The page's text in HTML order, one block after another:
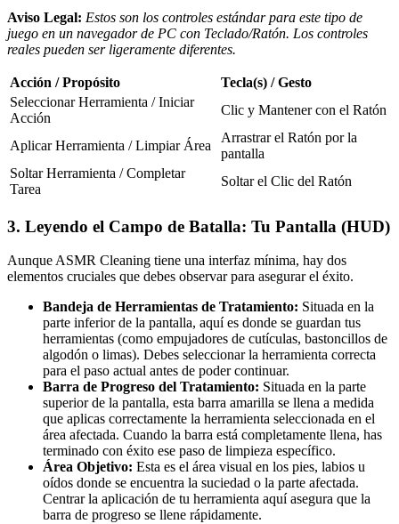
Aviso Legal: Estos son los controles estándar para este tipo de
juego en un navegador de PC con Teclado/Ratón. Los controles
reales pueden ser ligeramente diferentes.
Acción / Propósito
Tecla(s) / Gesto
Seleccionar Herramienta / Iniciar
Acción
Clic y Mantener con el Ratón
Aplicar Herramienta / Limpiar Área
Arrastrar el Ratón por la
pantalla
Soltar Herramienta / Completar
Tarea
Soltar el Clic del Ratón
3. Leyendo el Campo de Batalla: Tu Pantalla (HUD)
Aunque ASMR Cleaning tiene una interfaz mínima, hay dos
elementos cruciales que debes observar para asegurar el éxito.
Bandeja de Herramientas de Tratamiento: Situada en la
parte inferior de la pantalla, aquí es donde se guardan tus
herramientas (como empujadores de cutículas, bastoncillos de
algodón o limas). Debes seleccionar la herramienta correcta
para el paso actual antes de poder continuar.
Barra de Progreso del Tratamiento: Situada en la parte
superior de la pantalla, esta barra amarilla se llena a medida
que aplicas correctamente la herramienta seleccionada en el
área afectada. Cuando la barra está completamente llena, has
terminado con éxito ese paso de limpieza específico.
Área Objetivo: Esta es el área visual en los pies, labios u
oídos donde se encuentra la suciedad o la parte afectada.
Centrar la aplicación de tu herramienta aquí asegura que la
barra de progreso se llene rápidamente.